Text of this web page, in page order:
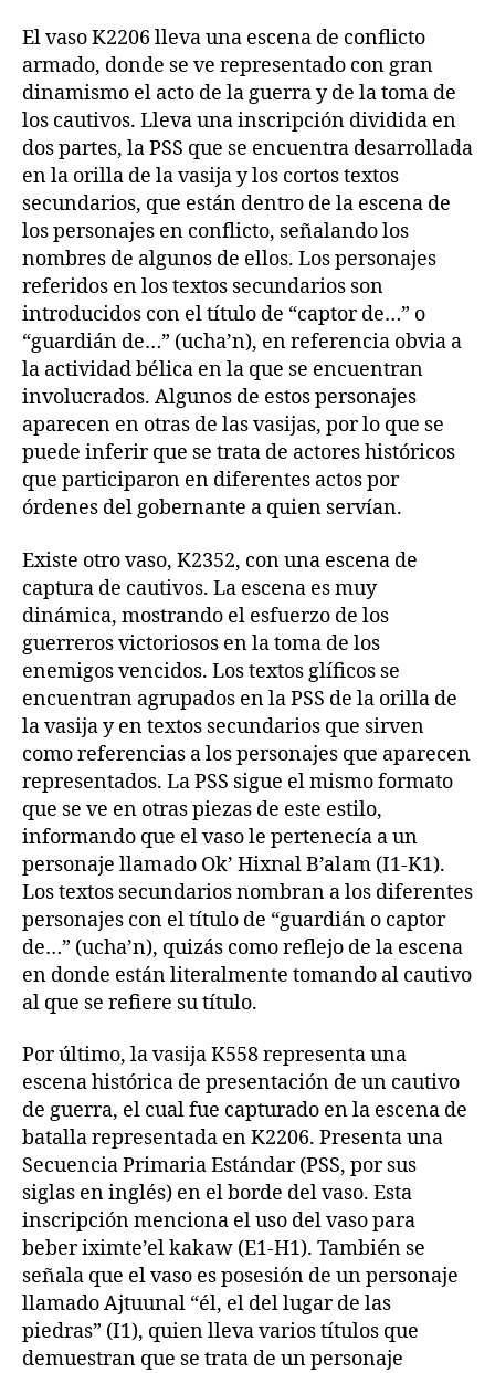
El vaso K2206 lleva una escena de conflicto
armado, donde se ve representado con gran
dinamismo el acto de la guerra y de la toma de
los cautivos. Lleva una inscripción dividida en
dos partes, la PSS que se encuentra desarrollada
en la orilla de la vasija y los cortos textos
secundarios, que están dentro de la escena de
los personajes en conflicto, señalando los
nombres de algunos de ellos. Los personajes
referidos en los textos secundarios son
introducidos con el título de “captor de…” o
“guardián de…” (ucha’n), en referencia obvia a
la actividad bélica en la que se encuentran
involucrados. Algunos de estos personajes
aparecen en otras de las vasijas, por lo que se
puede inferir que se trata de actores históricos
que participaron en diferentes actos por
órdenes del gobernante a quien servían.
Existe otro vaso, K2352, con una escena de
captura de cautivos. La escena es muy
dinámica, mostrando el esfuerzo de los
guerreros victoriosos en la toma de los
enemigos vencidos. Los textos glíficos se
encuentran agrupados en la PSS de la orilla de
la vasija y en textos secundarios que sirven
como referencias a los personajes que aparecen
representados. La PSS sigue el mismo formato
que se ve en otras piezas de este estilo,
informando que el vaso le pertenecía a un
personaje llamado Ok’ Hixnal B’alam (I1-K1).
Los textos secundarios nombran a los diferentes
personajes con el título de “guardián o captor
de…” (ucha’n), quizás como reflejo de la escena
en donde están literalmente tomando al cautivo
al que se refiere su título.
Por último, la vasija K558 representa una
escena histórica de presentación de un cautivo
de guerra, el cual fue capturado en la escena de
batalla representada en K2206. Presenta una
Secuencia Primaria Estándar (PSS, por sus
siglas en inglés) en el borde del vaso. Esta
inscripción menciona el uso del vaso para
beber iximte’el kakaw (E1-H1). También se
señala que el vaso es posesión de un personaje
llamado Ajtuunal “él, el del lugar de las
piedras” (I1), quien lleva varios títulos que
demuestran que se trata de un personaje